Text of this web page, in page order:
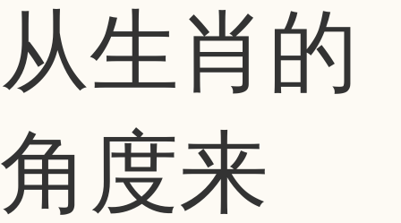
从生肖的
角度来